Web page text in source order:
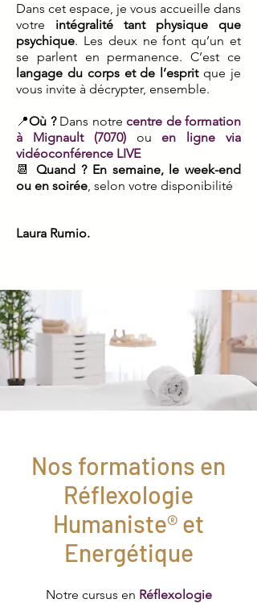
Dans cet espace, je vous accueille dans
votre intégralité tant physique que
psychique. Les deux ne font qu’un et
se parlent en permanence. C’est ce
langage du corps et de l’espritque je
vous invite à décrypter, ensemble.
📍Où ? Dans notrecentre de formation
à Mignault (7070)ouen ligne via
vidéoconférence LIVE
📆Quand ? En semaine, le week-end
ou en soirée, selon votre disponibilité
Laura Rumio.
Nos formations en
Réflexologie
Humaniste® et
Energétique
Notre cursus en Réflexologie